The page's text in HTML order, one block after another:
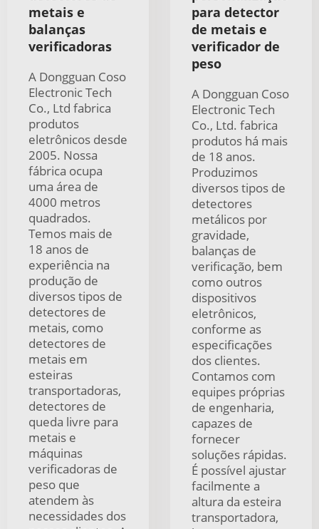
metais e
balanças
verificadoras
A Dongguan Coso
Electronic Tech
Co., Ltd fabrica
produtos
eletrônicos desde
2005. Nossa
fábrica ocupa
uma área de
4000 metros
quadrados.
Temos mais de
18 anos de
experiência na
produção de
diversos tipos de
detectores de
metais, como
detectores de
metais em
esteiras
transportadoras,
detectores de
queda livre para
metais e
máquinas
verificadoras de
peso que
atendem às
necessidades dos
para detector
de metais e
verificador de
peso
A Dongguan Coso
Electronic Tech
Co., Ltd. fabrica
produtos há mais
de 18 anos.
Produzimos
diversos tipos de
detectores
metálicos por
gravidade,
balanças de
verificação, bem
como outros
dispositivos
eletrônicos,
conforme as
especificações
dos clientes.
Contamos com
equipes próprias
de engenharia,
capazes de
fornecer
soluções rápidas.
É possível ajustar
facilmente a
altura da esteira
transportadora,